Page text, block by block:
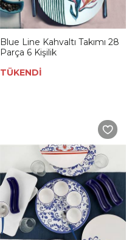
Blue Line Kahvaltı Takımı 28
Parça 6 Kişilik
TÜKENDİ